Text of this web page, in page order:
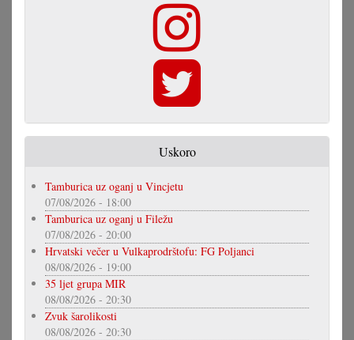
Uskoro
Tamburica uz oganj u Vincjetu
07/08/2026 - 18:00
Tamburica uz oganj u Filežu
07/08/2026 - 20:00
Hrvatski večer u Vulkaprodrštofu: FG Poljanci
08/08/2026 - 19:00
35 ljet grupa MIR
08/08/2026 - 20:30
Zvuk šarolikosti
08/08/2026 - 20:30